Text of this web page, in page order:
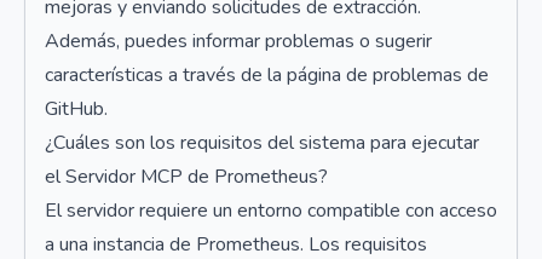
mejoras y enviando solicitudes de extracción.
Además, puedes informar problemas o sugerir
características a través de la página de problemas de
GitHub.
¿Cuáles son los requisitos del sistema para ejecutar
el Servidor MCP de Prometheus?
El servidor requiere un entorno compatible con acceso
a una instancia de Prometheus. Los requisitos